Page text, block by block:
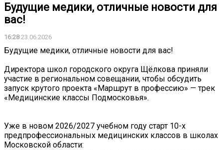
Будущие медики, отличные новости для
вас!
16:2823.06.2026
Будущие медики, отличные новости для вас!
Директора школ городского округа Щёлкова приняли
участие в региональном совещании, чтобы обсудить
запуск крутого проекта «Маршрут в профессию» — трек
«Медицинские классы Подмосковья».
Уже в новом 2026/2027 учебном году старт 10-х
предпрофессиональных медицинских классов в школах
Московской области: